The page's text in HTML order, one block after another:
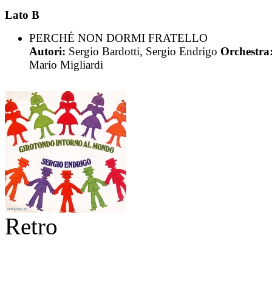
Lato B
PERCHÉ NON DORMI FRATELLO
Autori: Sergio Bardotti, Sergio Endrigo
Mario Migliardi
Retro